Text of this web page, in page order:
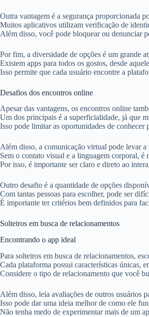
Outra vantagem é a segurança proporcionada
Muitos aplicativos utilizam verificação de
Além disso, você pode bloquear ou denunciar
Por fim, a diversidade de opções é um grande
Existem apps para todos os gostos, desde
Isso permite que cada usuário encontre a
Desafios dos encontros online
Apesar das vantagens, os encontros online
Um dos principais é a superficialidade, já que
Isso pode limitar as oportunidades de conhecer
Além disso, a comunicação virtual pode levar a
Sem o contato visual e a linguagem corporal, é
Por isso, é importante ser claro e direto ao
Outro desafio é a quantidade de opções
Com tantas pessoas para escolher, pode ser
É importante ter critérios bem definidos para
Solteiros em busca de relacionamentos
Encontrando o app ideal
Para solteiros em busca de relacionamentos,
Cada plataforma possui características únicas,
Considere o tipo de relacionamento que você
Além disso, leia avaliações de outros usuários
Isso pode dar uma ideia melhor de como ele
Não tenha medo de experimentar mais de um